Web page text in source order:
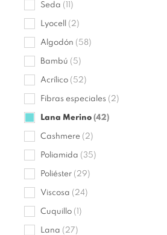
Seda (11)
Lyocell (2)
Algodón (58)
Bambú (5)
Acrílico (52)
Fibras especiales (2)
Lana Merino (42)
Cashmere (2)
Poliamida (35)
Poliéster (29)
Viscosa (24)
Cuquillo (1)
Lana (27)